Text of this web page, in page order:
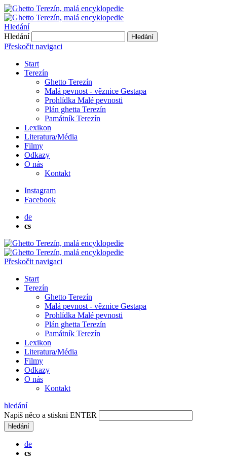
Hledání
Hledání
Hledání
Přeskočit navigaci
Start
Terezín
Ghetto Terezín
Malá pevnost - věznice Gestapa
Prohlídka Malé pevnosti
Plán ghetta Terezín
Památník Terezín
Lexikon
Literatura/Média
Filmy
Odkazy
O nás
Kontakt
Instagram
Facebook
de
cs
Přeskočit navigaci
Start
Terezín
Ghetto Terezín
Malá pevnost - věznice Gestapa
Prohlídka Malé pevnosti
Plán ghetta Terezín
Památník Terezín
Lexikon
Literatura/Média
Filmy
Odkazy
O nás
Kontakt
hledání
Napiš něco a stiskni ENTER
hledání
de
cs